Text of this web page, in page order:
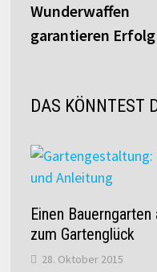
Wunderwaffen
garantieren Erfolg
DAS KÖNNTEST
Einen
zum Gartenglück
28. Oktober 2015